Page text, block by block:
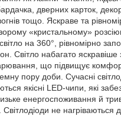
дверних карток,
тощо. Яскраве та
«кристальному»
на 360°, рівномірно
Світло набагато яскравіше
що підвищує
пору доби. Сучасні
якісні LED-чипи, які
енергоспоживання й
Світлодіоди не нагріваються